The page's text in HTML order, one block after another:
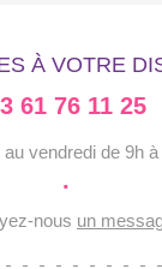
À VOTRE
61 76 11 25
au vendredi de 9h
·
nous un